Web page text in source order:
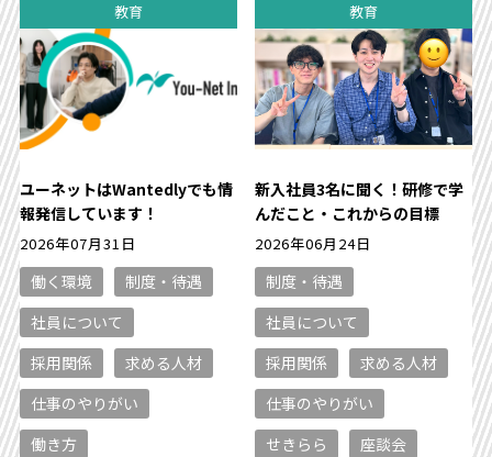
教育
ユーネットはWantedlyでも情
報発信しています！
2026年07月31日
働く環境
制度・待遇
社員について
採用関係
求める人材
仕事のやりがい
働き方
教育
新入社員3名に聞く！研修で学
んだこと・これからの目標
2026年06月24日
制度・待遇
社員について
採用関係
求める人材
仕事のやりがい
せきらら
座談会